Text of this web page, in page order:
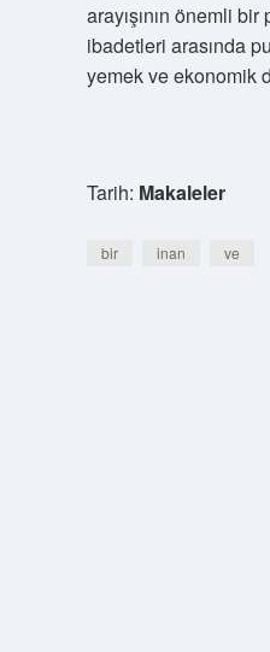
arayışının önemli bir
ibadetleri arasında
yemek ve ekonomik
Tarih: Makaleler
bir inan ve